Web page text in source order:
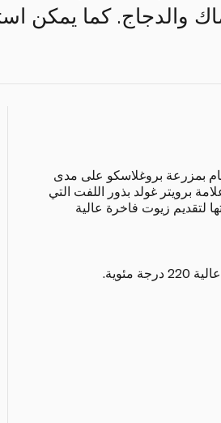
والدجاج. كما يمكن
بمزرعة بروغلاسكو على مدى
علامة برويتر غولد بذور اللفت التي
لتقديم زيوت فاخرة عالية
مئوية.